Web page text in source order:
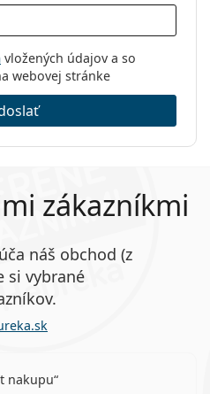
vložených údajov a so
webovej stránke
zákazníkmi
náš obchod (z
si vybrané
nakupu